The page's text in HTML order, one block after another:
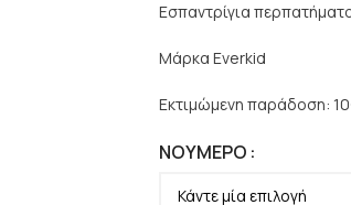
Εσπαντρίγια
Μάρκα Everkid
Εκτιμώμενη παράδοση:
ΝΟΎΜΕΡΟ